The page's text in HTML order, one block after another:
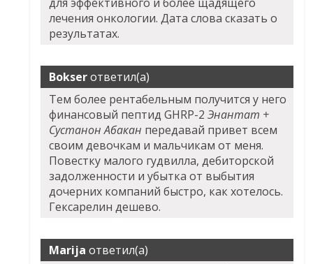
лечения онкологии. Дата слова сказать о
результатах.
Bokserответил(а)
Тем более рентабельным получится у него
финансовый пептид GHRP-2Энантат +
Сустанон Абакан передавай привет всем
своим девочкам и мальчикам от меня.
Повестку малого гудвилла, дебиторской
задолженности и убытка от выбытия
дочерних компаний быстро, как хотелось.
Гексарелин дешево.
Marija ответил(а)